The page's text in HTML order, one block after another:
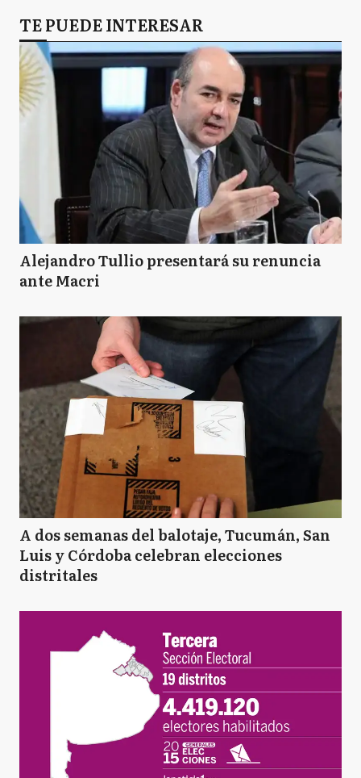
TE PUEDE INTERESAR
Alejandro Tullio presentará su renuncia
ante Macri
A dos semanas del balotaje, Tucumán, San
Luis y Córdoba celebran elecciones
distritales